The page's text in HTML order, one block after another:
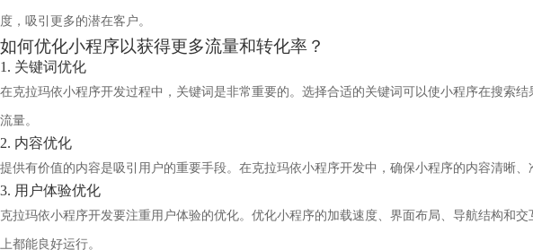
度，吸引更多的潜在客户。
如何优化小程序以获得更多流量和转化率？
1. 关键词优化
在克拉玛依小程序开发过程中，关键词是非常重要的。选择合适的关键词可以使小程序在搜索
流量。
2. 内容优化
提供有价值的内容是吸引用户的重要手段。在克拉玛依小程序开发中，确保小程序的内容清晰
3. 用户体验优化
克拉玛依小程序开发要注重用户体验的优化。优化小程序的加载速度、界面布局、导航结构和
上都能良好运行。